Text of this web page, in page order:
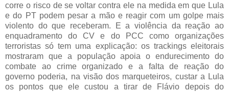
corre o risco de se voltar contra ele na medida em que Lula
e do PT podem pesar a mão e reagir com um golpe mais
violento do que receberam. E a violência da reação ao
enquadramento do CV e do PCC como organizações
terroristas só tem uma explicação: os trackings eleitorais
mostraram que a população apoia o endurecimento do
combate ao crime organizado e a falta de reação do
governo poderia, na visão dos marqueteiros, custar a Lula
os pontos que ele custou a tirar de Flávio depois do